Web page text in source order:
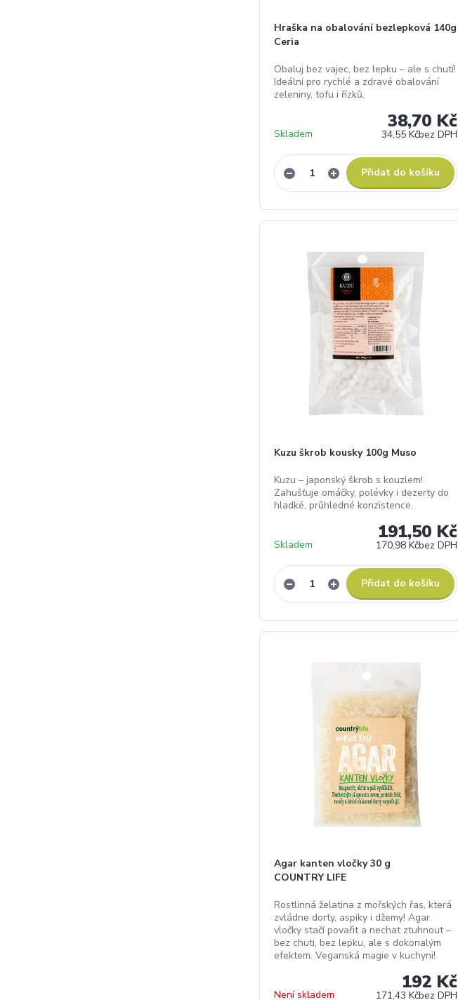
Hraška na obalování bezlepková 140g
Ceria
Obaluj bez vajec, bez lepku – ale s chutí!
Ideální pro rychlé a zdravé obalování
zeleniny, tofu i řízků.
38,70 Kč
34,55 Kčbez DPH
Skladem
Přidat do košíku
Kuzu škrob kousky 100g Muso
Kuzu – japonský škrob s kouzlem!
Zahušťuje omáčky, polévky i dezerty do
hladké, průhledné konzistence.
191,50 Kč
170,98 Kčbez DPH
Skladem
Přidat do košíku
Agar kanten vločky 30 g
COUNTRY LIFE
Rostlinná želatina z mořských řas, která
zvládne dorty, aspiky i džemy! Agar
vločky stačí povařit a nechat ztuhnout –
bez chuti, bez lepku, ale s dokonalým
efektem. Veganská magie v kuchyni!
192 Kč
171,43 Kčbez DPH
Není skladem